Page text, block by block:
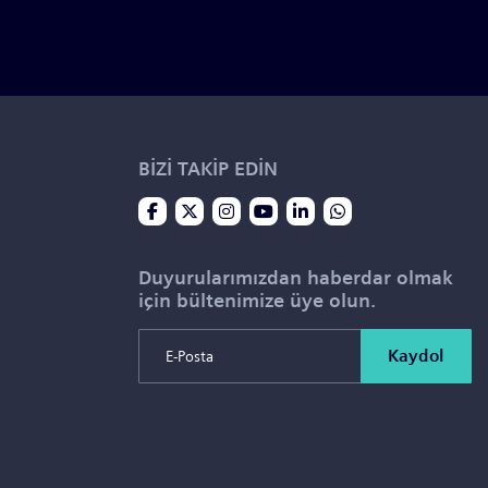
BİZİ TAKİP EDİN
Duyurularımızdan haberdar olmak
için bültenimize üye olun.
Kaydol